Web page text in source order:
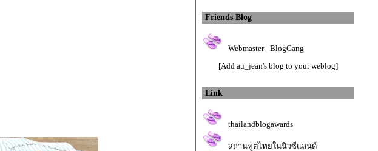
Friends Blog
Webmaster - BlogGang
[Add au_jean's blog to your weblog]
Link
thailandblogawards
สถานทูตไทยในนิวซีแลนด์